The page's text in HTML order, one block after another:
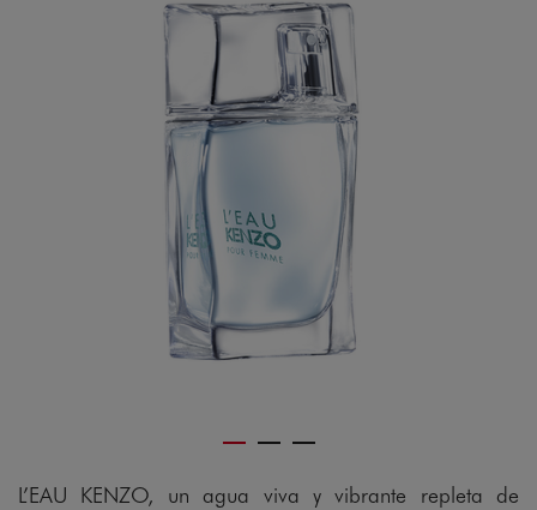
L’EAU KENZO, un agua viva y vibrante repleta de